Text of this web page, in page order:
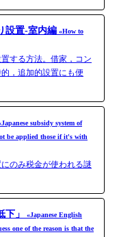
設置-室内編 «How to
する方法。借家，コン
，追加的設置にも便
subsidy system of
be applied those if it's with
のみ税金が使われる謎
」
«Japanese English
one of the reason is that the